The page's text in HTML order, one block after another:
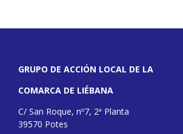
GRUPO DE ACCIÓN LOCAL DE LA
COMARCA DE LIÉBANA
C/ San Roque, nº7, 2ª Planta
39570 Potes